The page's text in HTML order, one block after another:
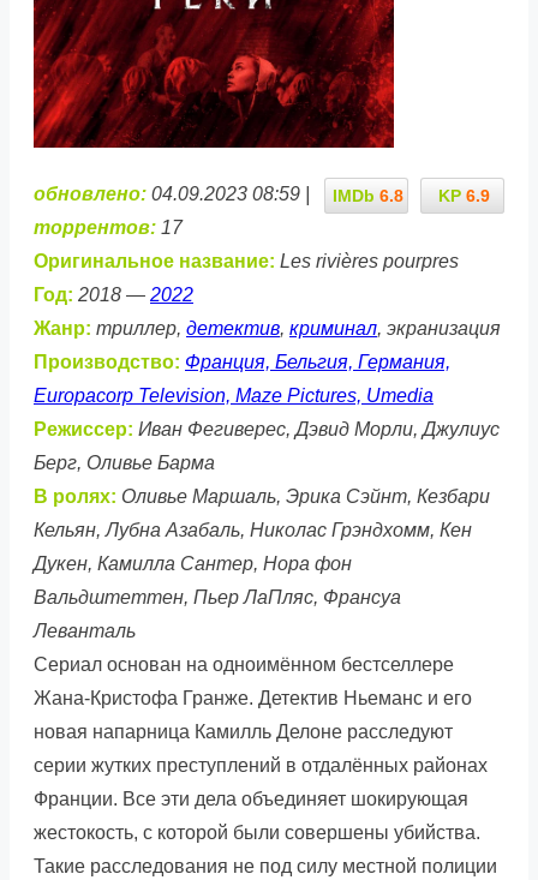
KP 6.9
IMDb 6.8
обновлено: 04.09.2023 08:59 |
торрентов: 17
Оригинальное название: Les rivières pourpres
Год: 2018 — 2022
Жанр: триллер, детектив, криминал, экранизация
Производство: Франция, Бельгия, Германия,
Europacorp Television, Maze Pictures, Umedia
Режиссер: Иван Фегиверес, Дэвид Морли, Джулиус
Берг, Оливье Барма
В ролях: Оливье Маршаль, Эрика Сэйнт, Кезбари
Кельян, Лубна Азабаль, Николас Грэндхомм, Кен
Дукен, Камилла Сантер, Нора фон
Вальдштеттен, Пьер ЛаПляс, Франсуа
Леванталь
Сериал основан на одноимённом бестселлере
Жана-Кристофа Гранже. Детектив Ньеманс и его
новая напарница Камилль Делоне расследуют
серии жутких преступлений в отдалённых районах
Франции. Все эти дела объединяет шокирующая
жестокость, с которой были совершены убийства.
Такие расследования не под силу местной полиции